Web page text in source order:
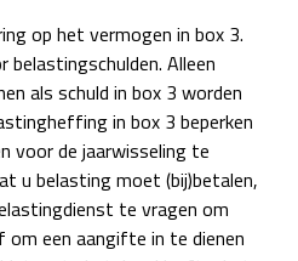
op het vermogen in box 3.
Alleen
als schuld in box 3 worden
in box 3 beperken
voor de jaarwisseling te
u belasting moet (bij)betalen,
te vragen om
om een aangifte in te dienen